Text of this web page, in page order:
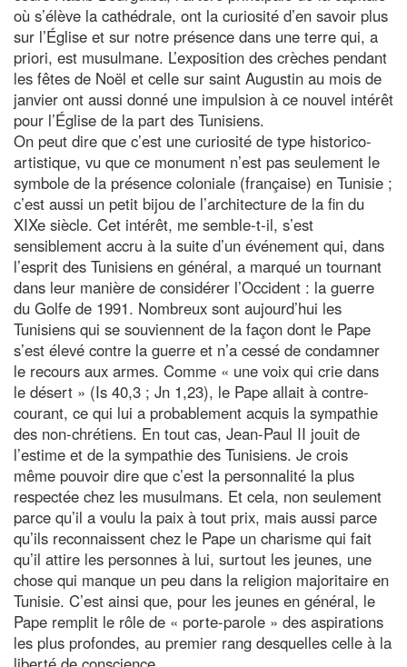
où s’élève la cathédrale, ont la curiosité d’en savoir plus
sur l’Église et sur notre présence dans une terre qui, a
priori, est musulmane. L’exposition des crèches pendant
les fêtes de Noël et celle sur saint Augustin au mois de
janvier ont aussi donné une impulsion à ce nouvel intérêt
pour l’Église de la part des Tunisiens.
On peut dire que c’est une curiosité de type historico-
artistique, vu que ce monument n’est pas seulement le
symbole de la présence coloniale (française) en Tunisie ;
c’est aussi un petit bijou de l’architecture de la fin du
XIXe siècle. Cet intérêt, me semble-t-il, s’est
sensiblement accru à la suite d’un événement qui, dans
l’esprit des Tunisiens en général, a marqué un tournant
dans leur manière de considérer l’Occident : la guerre
du Golfe de 1991. Nombreux sont aujourd’hui les
Tunisiens qui se souviennent de la façon dont le Pape
s’est élevé contre la guerre et n’a cessé de condamner
le recours aux armes. Comme « une voix qui crie dans
le désert » (Is 40,3 ; Jn 1,23), le Pape allait à contre-
courant, ce qui lui a probablement acquis la sympathie
des non-chrétiens. En tout cas, Jean-Paul II jouit de
l’estime et de la sympathie des Tunisiens. Je crois
même pouvoir dire que c’est la personnalité la plus
respectée chez les musulmans. Et cela, non seulement
parce qu’il a voulu la paix à tout prix, mais aussi parce
qu’ils reconnaissent chez le Pape un charisme qui fait
qu’il attire les personnes à lui, surtout les jeunes, une
chose qui manque un peu dans la religion majoritaire en
Tunisie. C’est ainsi que, pour les jeunes en général, le
Pape remplit le rôle de « porte-parole » des aspirations
les plus profondes, au premier rang desquelles celle à la